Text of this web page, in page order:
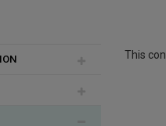
Message
This